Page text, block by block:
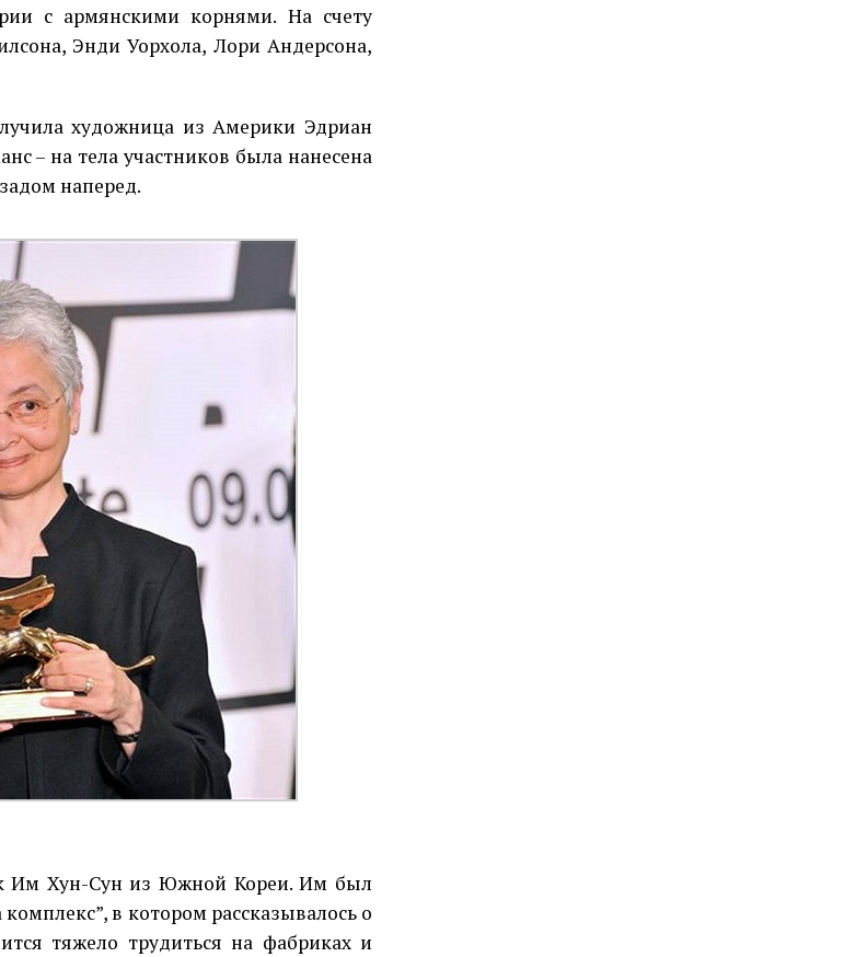
с армянскими корнями. На счету
Энди Уорхола, Лори Андерсона,
художница из Америки Эдриан
– на тела участников была нанесена
наперед.
Им Хун-Сун из Южной Кореи. Им был
в котором рассказывалось о
тяжело трудиться на фабриках и